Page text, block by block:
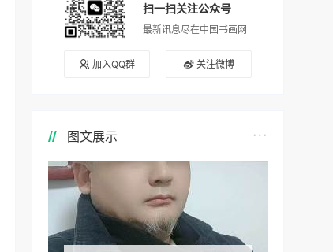
扫一扫关注公众号
最新讯息尽在中国书画网
加入QQ群 关注微博
图文展示